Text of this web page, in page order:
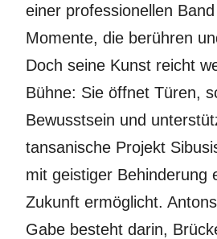
einer professionellen
Momente, die berühren
Doch seine Kunst reicht
Bühne: Sie öffnet Türen,
Bewusstsein und
tansanische Projekt
mit geistiger Behinderung
Zukunft ermöglicht.
Gabe besteht darin,